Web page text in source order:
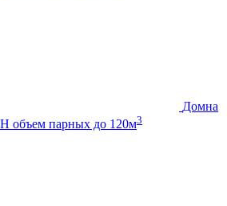
Домна
объем парных до 120м3